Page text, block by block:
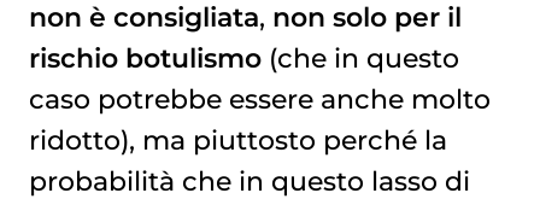
non è consigliata, non solo per il
rischio botulismo(che in questo
caso potrebbe essere anche molto
ridotto), ma piuttosto perché la
probabilità che in questo lasso di